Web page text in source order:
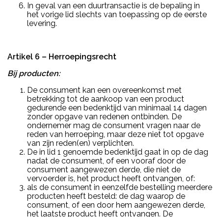
In geval van een duurtransactie is de bepaling in
het vorige lid slechts van toepassing op de eerste
levering.
Artikel 6 – Herroepingsrecht
Bij producten:
De consument kan een overeenkomst met
betrekking tot de aankoop van een product
gedurende een bedenktijd van minimaal 14 dagen
zonder opgave van redenen ontbinden. De
ondernemer mag de consument vragen naar de
reden van herroeping, maar deze niet tot opgave
van zijn reden(en) verplichten.
De in lid 1 genoemde bedenktijd gaat in op de dag
nadat de consument, of een vooraf door de
consument aangewezen derde, die niet de
vervoerder is, het product heeft ontvangen, of:
als de consument in eenzelfde bestelling meerdere
producten heeft besteld: de dag waarop de
consument, of een door hem aangewezen derde,
het laatste product heeft ontvangen. De